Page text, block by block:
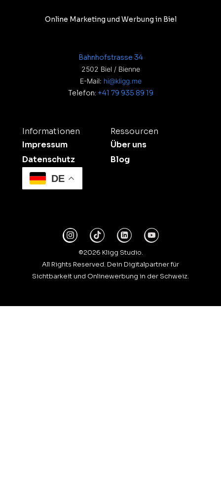
Online Marketing und Werbung in Biel
Bahnhofstrasse 34
2502 Biel / Bienne
E-Mail: hi@kligg.me
Telefon: +41 79 935 89 19
Informationen
Impressum
Datenschutz
Ressourcen
Über uns
Blog
DE
©2026 Kligg Studio.
All Rights Reserved. Dein Digitalpartner für
Sichtbarkeit und Onlinewerbung in der Schweiz.